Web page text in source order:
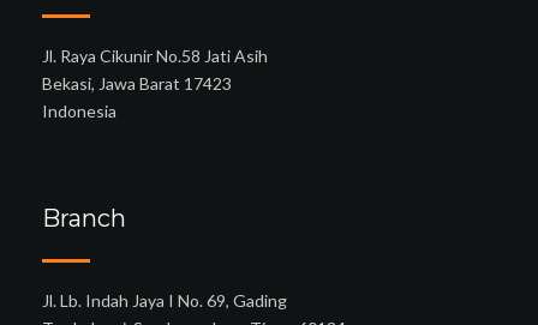
Jl. Raya Cikunir No.58 Jati Asih
Bekasi, Jawa Barat 17423
Indonesia
Branch
Jl. Lb. Indah Jaya I No. 69, Gading